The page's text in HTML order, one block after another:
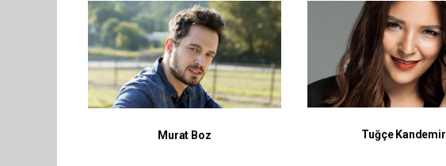
Murat Boz Tuğçe Kandemir